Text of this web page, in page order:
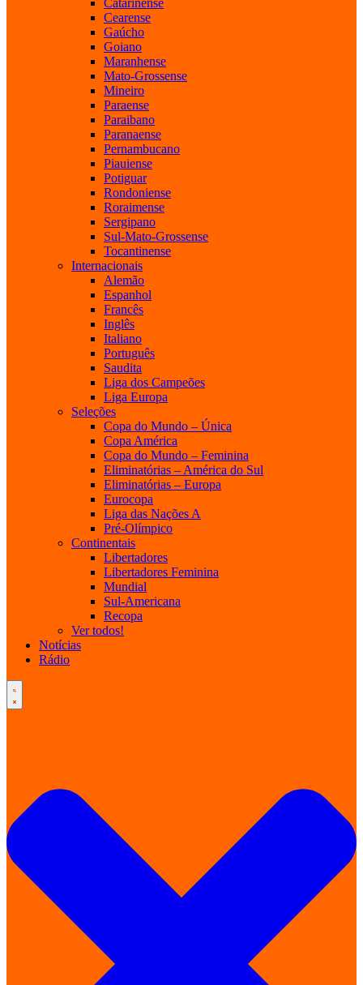
Cearense
Gaúcho
Goiano
Maranhense
Mato-Grossense
Mineiro
Paraense
Paraibano
Paranaense
Pernambucano
Piauiense
Potiguar
Rondoniense
Roraimense
Sergipano
Sul-Mato-Grossense
Tocantinense
Internacionais
Alemão
Espanhol
Francês
Inglês
Italiano
Português
Saudita
Liga dos Campeões
Liga Europa
Seleções
Copa do Mundo – Única
Copa América
Copa do Mundo – Feminina
Eliminatórias – América do Sul
Eliminatórias – Europa
Eurocopa
Liga das Nações A
Pré-Olímpico
Continentais
Libertadores
Libertadores Feminina
Mundial
Sul-Americana
Recopa
Ver todos!
Notícias
Rádio